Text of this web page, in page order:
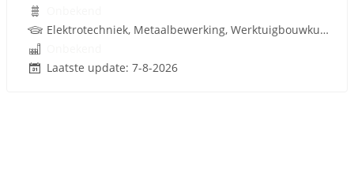
Elektrotechniek, Metaalbewerking, Werktuigbouwkunde, Techniek
Laatste update: 7-8-2026